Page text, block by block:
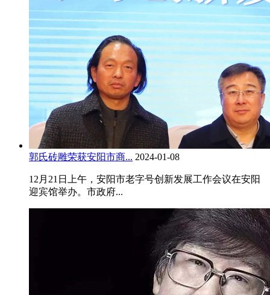
郭氏砖雕荣获安阳市商... 2024-01-08
12月21日上午，安阳市老字号创新发展工作会议在安阳
迎宾馆举办。市政府...